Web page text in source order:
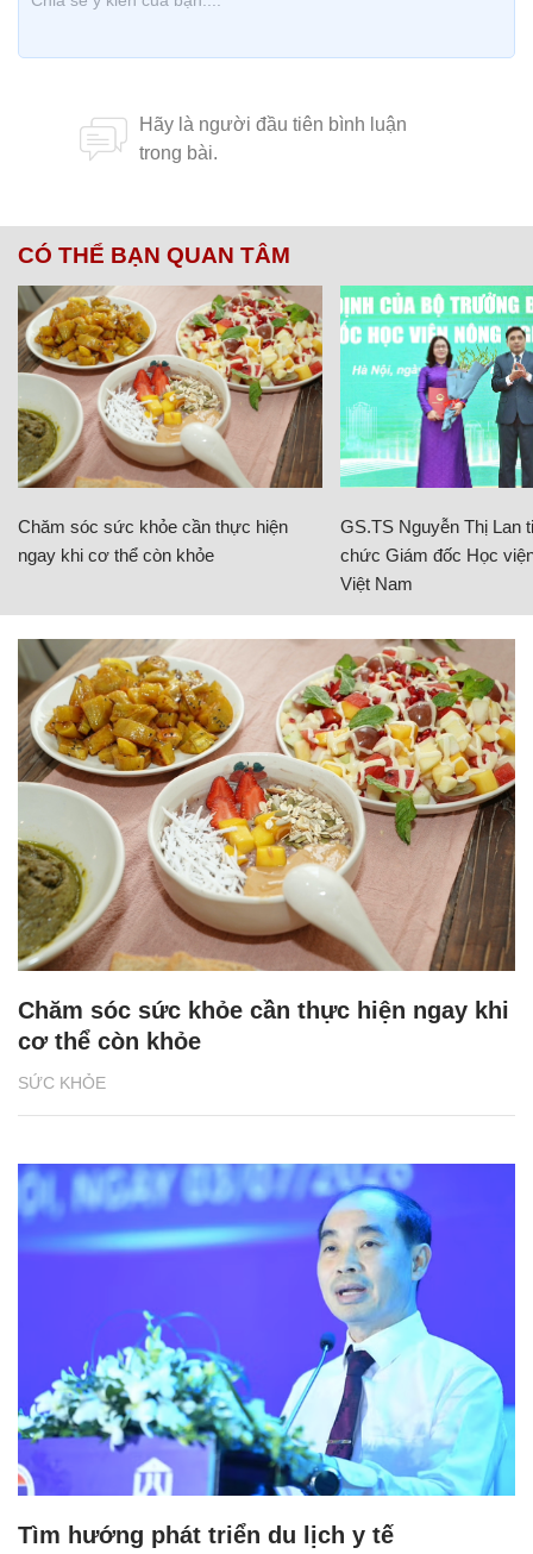
CÓ THỂ BẠN QUAN TÂM
Chăm sóc sức khỏe cần thực hiện
ngay khi cơ thể còn khỏe
GS.TS Nguyễn Thị Lan
chức Giám đốc Học
Việt Nam
SỨC KHỎE
Chăm sóc sức khỏe cần thực hiện ngay khi
cơ thể còn khỏe
Tìm hướng phát triển du lịch y tế